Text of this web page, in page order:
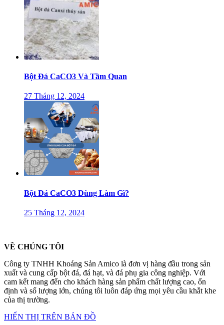
Bột Đá CaCO3 Và Tầm Quan
27 Tháng 12, 2024
Bột Đá CaCO3 Dùng Làm Gì?
25 Tháng 12, 2024
VỀ CHÚNG TÔI
Công ty TNHH Khoáng Sản Amico là đơn vị hàng đầu trong sản
xuất và cung cấp bột đá, đá hạt, và đá phụ gia công nghiệp. Với
cam kết mang đến cho khách hàng sản phẩm chất lượng cao, ổn
định và số lượng lớn, chúng tôi luôn đáp ứng mọi yêu cầu khắt khe
của thị trường.
HIỂN THỊ TRÊN BẢN ĐỒ